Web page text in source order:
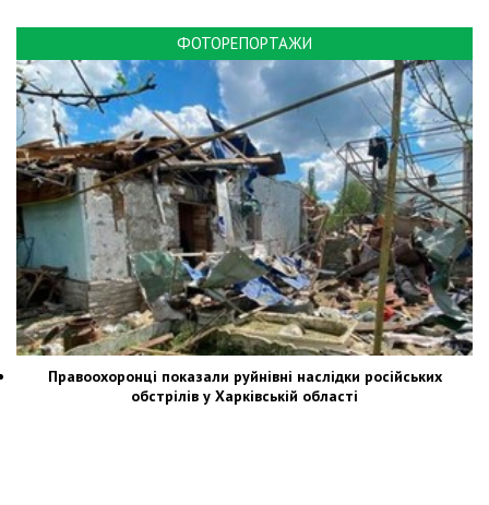
ФОТОРЕПОРТАЖИ
Правоохоронці показали руйнівні наслідки російських
обстрілів у Харківській області